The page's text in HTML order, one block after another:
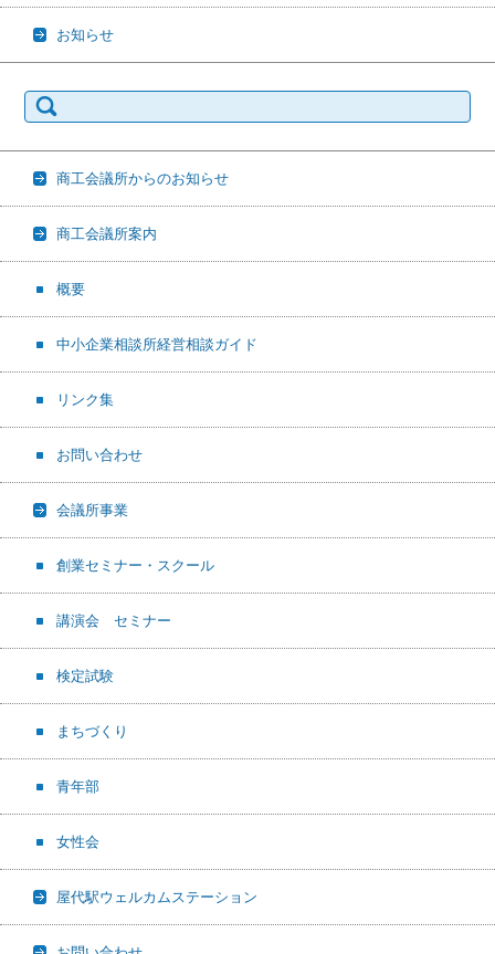
お知らせ
索:
商工会議所からのお知らせ
商工会議所案内
概要
中小企業相談所経営相談ガイド
リンク集
お問い合わせ
会議所事業
創業セミナー・スクール
講演会 セミナー
検定試験
まちづくり
青年部
女性会
屋代駅ウェルカムステーション